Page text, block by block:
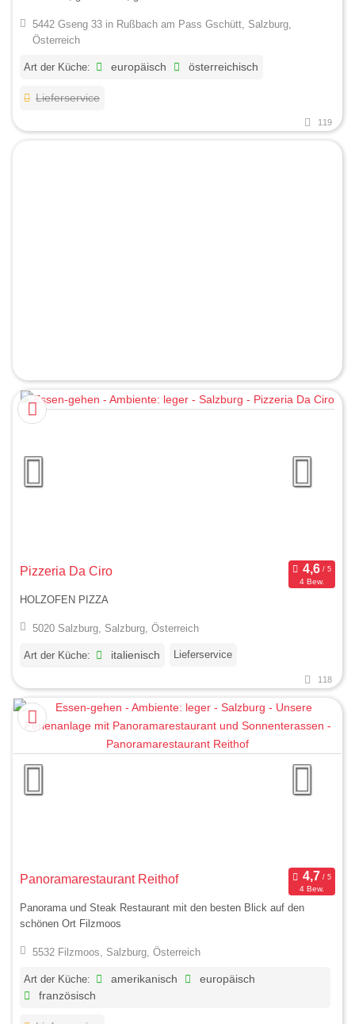
5442 Gseng 33 in Rußbach am Pass Gschütt, Salzburg,
Österreich
Art der Küche: europäisch österreichisch
Lieferservice
119
Pizzeria Da Ciro
4 Bew.
HOLZOFEN PIZZA
5020 Salzburg, Salzburg, Österreich
Art der Küche: italienisch Lieferservice
118
Panoramarestaurant Reithof
4 Bew.
Panorama und Steak Restaurant mit den besten Blick auf den
schönen Ort Filzmoos
5532 Filzmoos, Salzburg, Österreich
Art der Küche: amerikanisch
europäisch
französisch